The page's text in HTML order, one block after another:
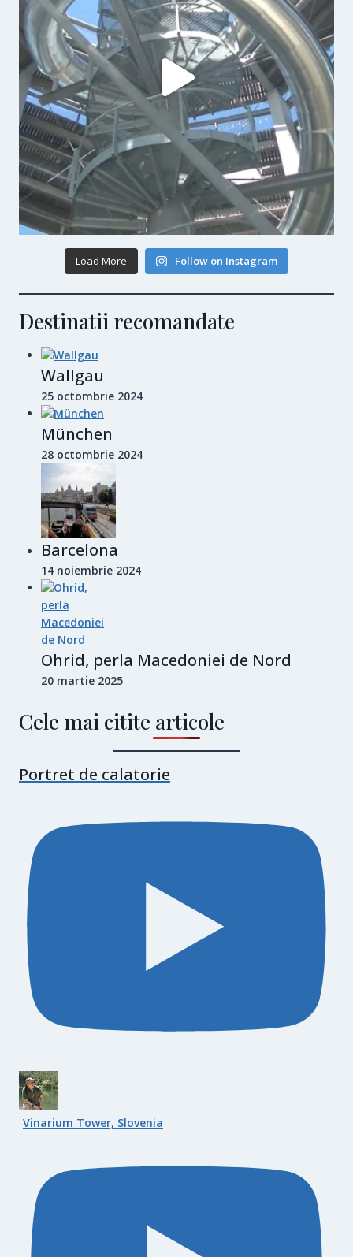
Load More Follow on Instagram
Destinatii recomandate
Wallgau
25 octombrie 2024
München
28 octombrie 2024
Barcelona
14 noiembrie 2024
Ohrid, perla Macedoniei de Nord
20 martie 2025
Cele mai citite articole
Portret de calatorie
Vinarium Tower, Slovenia